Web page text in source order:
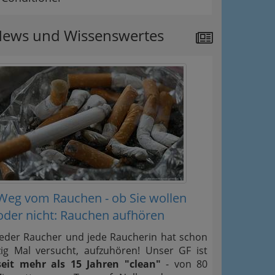
und Wissenswertes
vom Rauchen - ob Sie wollen
nicht: Rauchen aufhören
Raucher und jede Raucherin hat schon
Mal versucht, aufzuhören! Unser GF ist
mehr als 15 Jahren "clean" - von 80